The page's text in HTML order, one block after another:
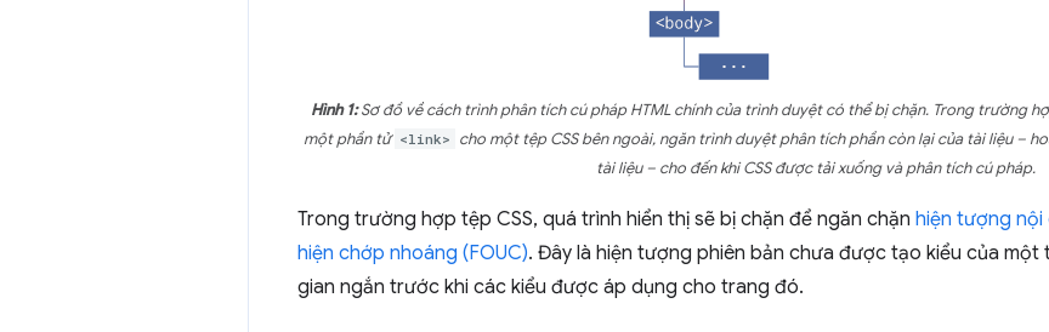
Hình 1:Sơ đồ về cách trình phân tích cú pháp HTML chính của trình duyệt có thể bị chặn. Trong trường
một phần tử <link> cho một tệp CSS bên ngoài, ngăn trình duyệt phân tích phần còn lại của tài liệu –
tài liệu – cho đến khi CSS được tải xuống và phân tích cú pháp.
Trong trường hợp tệp CSS, quá trình hiển thị sẽ bị chặn để ngăn chặn hiện tượng
hiện chớp nhoáng (FOUC). Đây là hiện tượng phiên bản chưa được tạo kiểu của
gian ngắn trước khi các kiểu được áp dụng cho trang đó.